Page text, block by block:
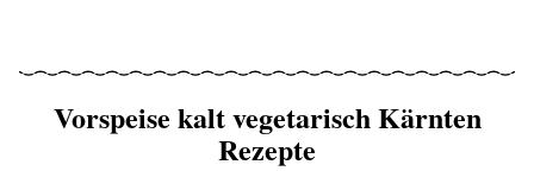
Vorspeise kalt vegetarisch Kärnten
Rezepte